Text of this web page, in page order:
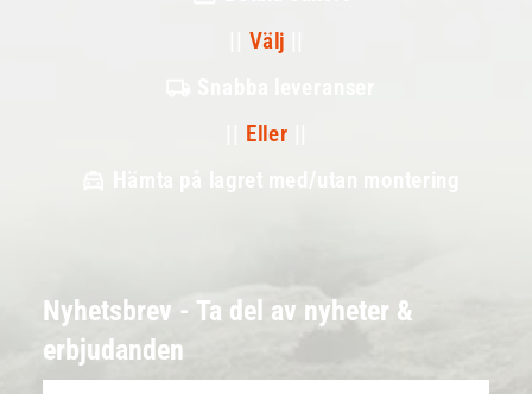
Välj
Eller
Hämta på lagret med/utan montering
Nyhetsbrev - Ta del av nyheter &
erbjudanden